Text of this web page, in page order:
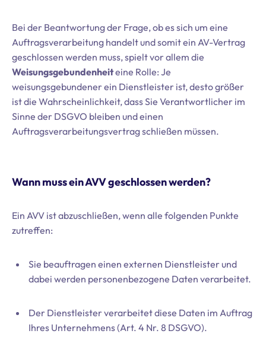
Bei der Beantwortung der Frage, ob es sich um eine
Auftragsverarbeitung handelt und somit ein AV-Vertrag
geschlossen werden muss, spielt vor allem die
Weisungsgebundenheiteine Rolle: Je
weisungsgebundener ein Dienstleister ist, desto größer
ist die Wahrscheinlichkeit, dass Sie Verantwortlicher im
Sinne der DSGVO bleiben und einen
Auftragsverarbeitungsvertrag schließen müssen.
Wann muss ein AVV geschlossen werden?
Ein AVV ist abzuschließen, wenn alle folgenden Punkte
zutreffen:
Sie beauftragen einen externen Dienstleister und
dabei werden personenbezogene Daten verarbeitet.
Der Dienstleister verarbeitet diese Daten im Auftrag
Ihres Unternehmens (Art. 4 Nr. 8 DSGVO).